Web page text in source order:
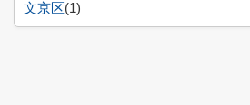
文京区(1)